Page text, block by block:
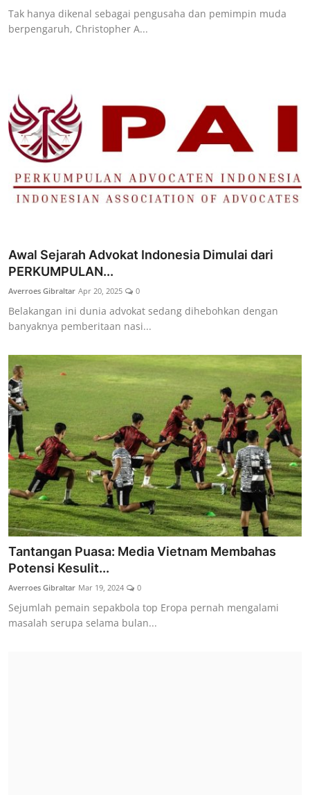
Tak hanya dikenal sebagai pengusaha dan pemimpin muda
berpengaruh, Christopher A...
Awal Sejarah Advokat Indonesia Dimulai dari
PERKUMPULAN...
Averroes Gibraltar Apr 20, 2025 0
Belakangan ini dunia advokat sedang dihebohkan dengan
banyaknya pemberitaan nasi...
Tantangan Puasa: Media Vietnam Membahas
Potensi Kesulit...
Averroes Gibraltar Mar 19, 2024 0
Sejumlah pemain sepakbola top Eropa pernah mengalami
masalah serupa selama bulan...